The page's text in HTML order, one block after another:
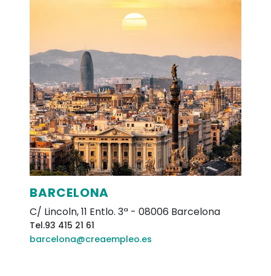
BARCELONA
C/ Lincoln, 11 Entlo. 3ª -08006 Barcelona
Tel.93 415 21 61
barcelona@creaempleo.es